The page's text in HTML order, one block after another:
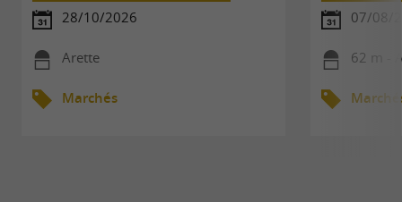
28/10/2026
Arette
Marchés
07/08/
62 m -